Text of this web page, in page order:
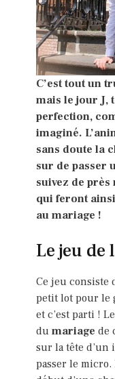
C’est tout un
mais le jour J,
perfection,
imaginé.
sans doute la
sur de passer
suivez de près
qui feront
au mariage !
Le jeu de
Ce jeu consiste
petit lot pour le
et c’est parti !
du mariage de
sur la tête d’un
passer le